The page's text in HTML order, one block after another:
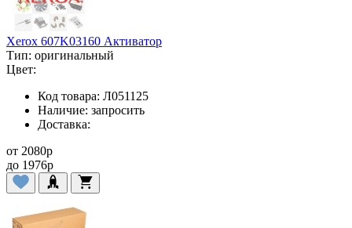
Xerox 607K03160 Активатор
Тип: оригинальный
Цвет:
Код товара: Л051125
Наличие: запросить
Доставка:
от 2080p
до 1976p